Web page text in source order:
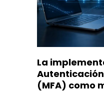
La
(MFA) como